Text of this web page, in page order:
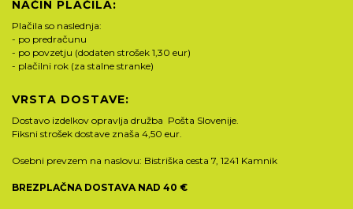
NAČIN PLAČILA:
Plačila so naslednja:
- po predračunu
- po povzetju (dodaten strošek 1,30 eur)
- plačilni rok (za stalne stranke)
VRSTA DOSTAVE:
Dostavo izdelkov opravlja družba Pošta Slovenije.
Fiksni strošek dostave znaša 4,50 eur.
Osebni prevzem na naslovu: Bistriška cesta 7, 1241 Kamnik
BREZPLAČNA DOSTAVA NAD 40 €